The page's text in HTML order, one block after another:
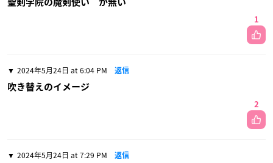
聖剣学院の魔剣使い が無い
1
2024年5月24日 at 6:04 PM 返信
吹き替えのイメージ
2
2024年5月24日 at 7:29 PM 返信